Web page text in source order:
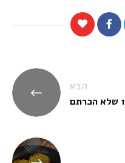
הבא
שלא הכרתם